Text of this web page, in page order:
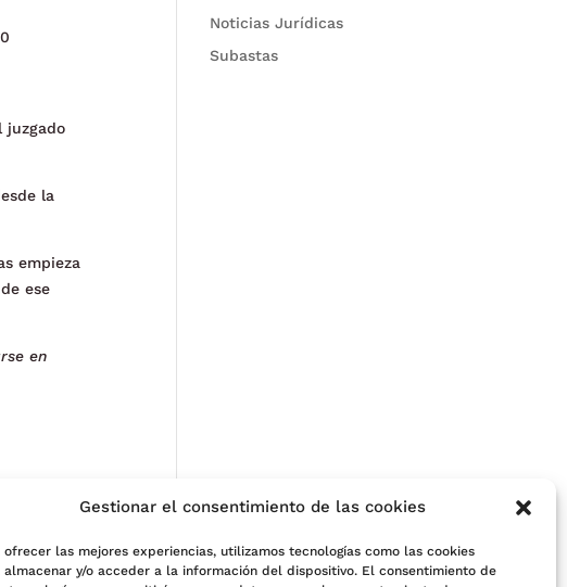
Gestionar el consentimiento de las cookies
ofrecer las mejores experiencias, utilizamos tecnologías como las cookies
almacenar y/o acceder a la información del dispositivo. El consentimiento de
juzgado
la
empieza
ese
en
Noticias Jurídicas
Subastas